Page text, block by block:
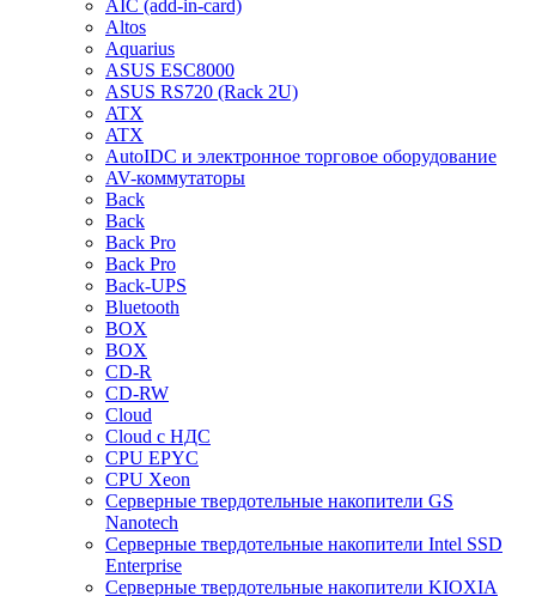
AIC (add-in-card)
Altos
Aquarius
ASUS ESC8000
ASUS RS720 (Rack 2U)
ATX
ATX
AutoIDC и электронное торговое оборудование
AV-коммутаторы
Back
Back
Back Pro
Back Pro
Back-UPS
Bluetooth
BOX
BOX
CD-R
CD-RW
Cloud
Cloud с НДС
CPU EPYC
CPU Xeon
Cерверные твердотельные накопители GS
Nanotech
Cерверные твердотельные накопители Intel SSD
Enterprise
Cерверные твердотельные накопители KIOXIA